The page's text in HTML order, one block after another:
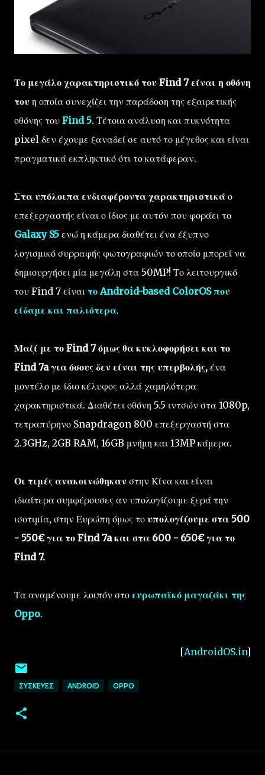
Το μεγάλο χαρακτηριστικό του Find 7 είναι η οθόνη
του η οποία συνεχίζει την παράδοση της εξαιρετικής
οθόνης του Find 5. Τέτοια ανάλυση και πυκνότητα
pixel δεν έχουμε ξαναδεί σε αυτό το μέγεθος και είναι
πραγματικά εκπληκτικό ότι το κατάφεραν.
Στα υπόλοιπα ενδιαφέροντα χαρακτηριστικά ο
επεξεργαστής είναι ο ίδιος με αυτόν που φοράει το
Galaxy S5 ενώ η κάμερα διαθέτει ένα έξυπνο
λογισμικό συρραφής φωτογραφιών το οποίο μπορεί να
δημιουργήσει μία μεγάλη στα 50MP! Το λειτουργικό
του Find 7 είναι το Android-based ColorOS που
είδαμε και παλιότερα.
Μαζί με το Find 7 όμως θα κυκλοφορήσει και το
Find 7a για όσους δεν είναι της υπερβολής, ένα
μοντέλο με ίδιο κέλυφος αλλά χαμηλότερα
χαρακτηριστικά. Διαθέτει οθόνη 5.5 ιντσών στα 1080p,
τετραπύρηνο Snapdragon 800 επεξεργαστή στα
2.3GHz, 2GB RAM, 16GB μνήμη και 13MP κάμερα.
Οι τιμές ανακοινώθηκαν στην Κίνα και είναι
ιδιαίτερα συμφέρουσες αν υπολογίζουμε ξερά την
ισοτιμία, στην Ευρώπη όμως το υπολογίζουμε στα 500
- 550€ για το Find 7a και στα 600 - 650€ για το
Find 7.
Τα αναμένουμε λοιπόν στο ευρωπαϊκό μαγαζάκι της
Oppo.
[AndroidOS.in]
ΣΥΣΚΕΥΈΣ ANDROID OPPO